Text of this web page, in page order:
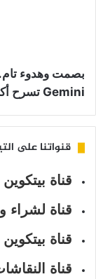
بصمت وهدوء
Gemini تسرح أكثر من 60 موظف
قنواتنا على
قناة
قناة لشراء
قناة
قناة